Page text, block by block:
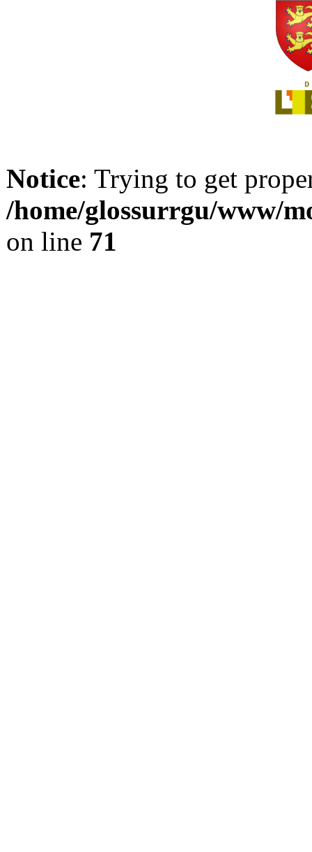
Notice: Trying to get
/home/glossurrgu/www/
on line 71